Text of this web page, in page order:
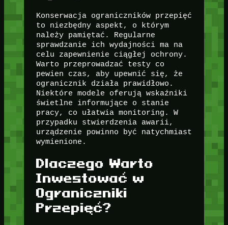
Konserwacja ograniczników przepięć
to niezbędny aspekt, o którym
należy pamiętać. Regularne
sprawdzanie ich wydajności ma na
celu zapewnienie ciągłej ochrony.
Warto przeprowadzać testy co
pewien czas, aby upewnić się, że
ogranicznik działa prawidłowo.
Niektóre modele oferują wskaźniki
świetlne informujące o stanie
pracy, co ułatwia monitoring. W
przypadku stwierdzenia awarii,
urządzenie powinno być natychmiast
wymienione.
Dlaczego Warto
Inwestować w
Ograniczniki
Przepięć?